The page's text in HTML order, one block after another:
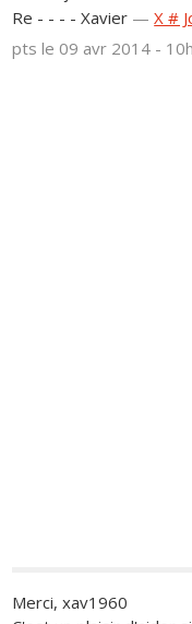
Re - - - - Xavier —X #
ptsle 09 avr 2014 -
Merci, xav1960